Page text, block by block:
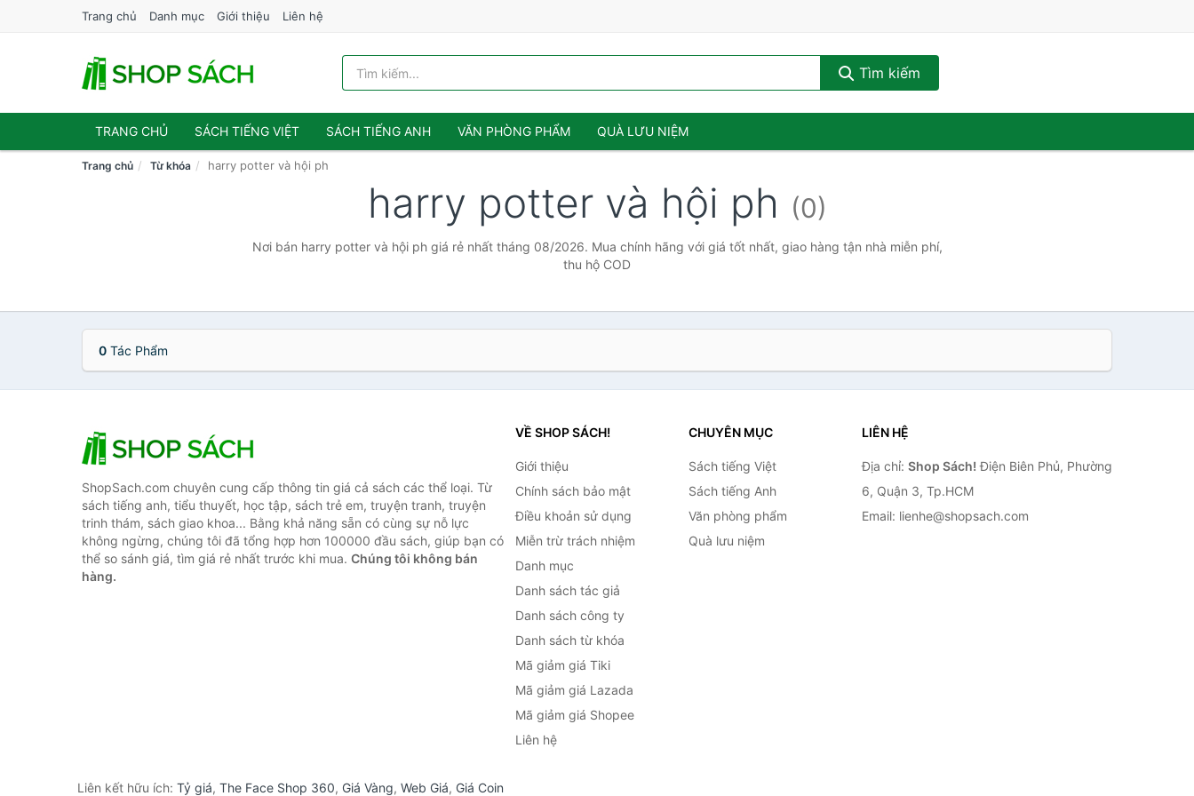
Trang chủ Danh mục Giới thiệu Liên hệ
Tìm kiếm
TRANG CHỦ SÁCH TIẾNG VIỆT SÁCH TIẾNG ANH VĂN PHÒNG PHẨM QUÀ LƯU NIỆM
Trang chủ Từ khóa harry potter và hội ph
harry potter và hội ph (0)
Nơi bán harry potter và hội ph giá rẻ nhất tháng 08/2026. Mua chính hãng với giá tốt nhất, giao hàng tận nhà miễn phí,
thu hộ COD
0 Tác Phẩm
ShopSach.com chuyên cung cấp thông tin giá cả sách các thể loại. Từ
sách tiếng anh, tiểu thuyết, học tập, sách trẻ em, truyện tranh, truyện
trinh thám, sách giao khoa... Bằng khả năng sẵn có cùng sự nỗ lực
không ngừng, chúng tôi đã tổng hợp hơn 100000 đầu sách, giúp bạn có
thể so sánh giá, tìm giá rẻ nhất trước khi mua. Chúng tôi không bán
hàng.
VỀ SHOP SÁCH!
Giới thiệu
Chính sách bảo mật
Điều khoản sử dụng
Miễn trừ trách nhiệm
Danh mục
Danh sách tác giả
Danh sách công ty
Danh sách từ khóa
Mã giảm giá Tiki
Mã giảm giá Lazada
Mã giảm giá Shopee
Liên hệ
CHUYÊN MỤC
Sách tiếng Việt
Sách tiếng Anh
Văn phòng phẩm
Quà lưu niệm
LIÊN HỆ
Địa chỉ: Shop Sách! Điện Biên Phủ, Phường
6, Quận 3, Tp.HCM
Email: lienhe@shopsach.com
Liên kết hữu ích: Tỷ giá, The Face Shop 360, Giá Vàng, Web Giá, Giá Coin